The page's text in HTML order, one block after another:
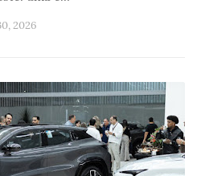
2026